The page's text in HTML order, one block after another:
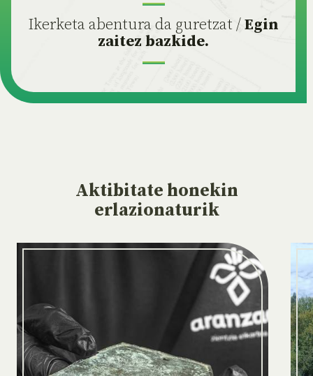
Ikerketa abentura da guretzat /Egin
zaitez bazkide.
Aktibitate honekin
erlazionaturik